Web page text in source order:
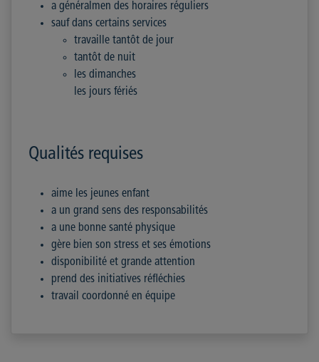
a généralmen des horaires réguliers
sauf dans certains services
travaille tantôt de jour
tantôt de nuit
les dimanches
les jours fériés
Qualités requises
aime les jeunes enfant
a un grand sens des responsabilités
a une bonne santé physique
gère bien son stress et ses émotions
disponibilité et grande attention
prend des initiatives réfléchies
travail coordonné en équipe